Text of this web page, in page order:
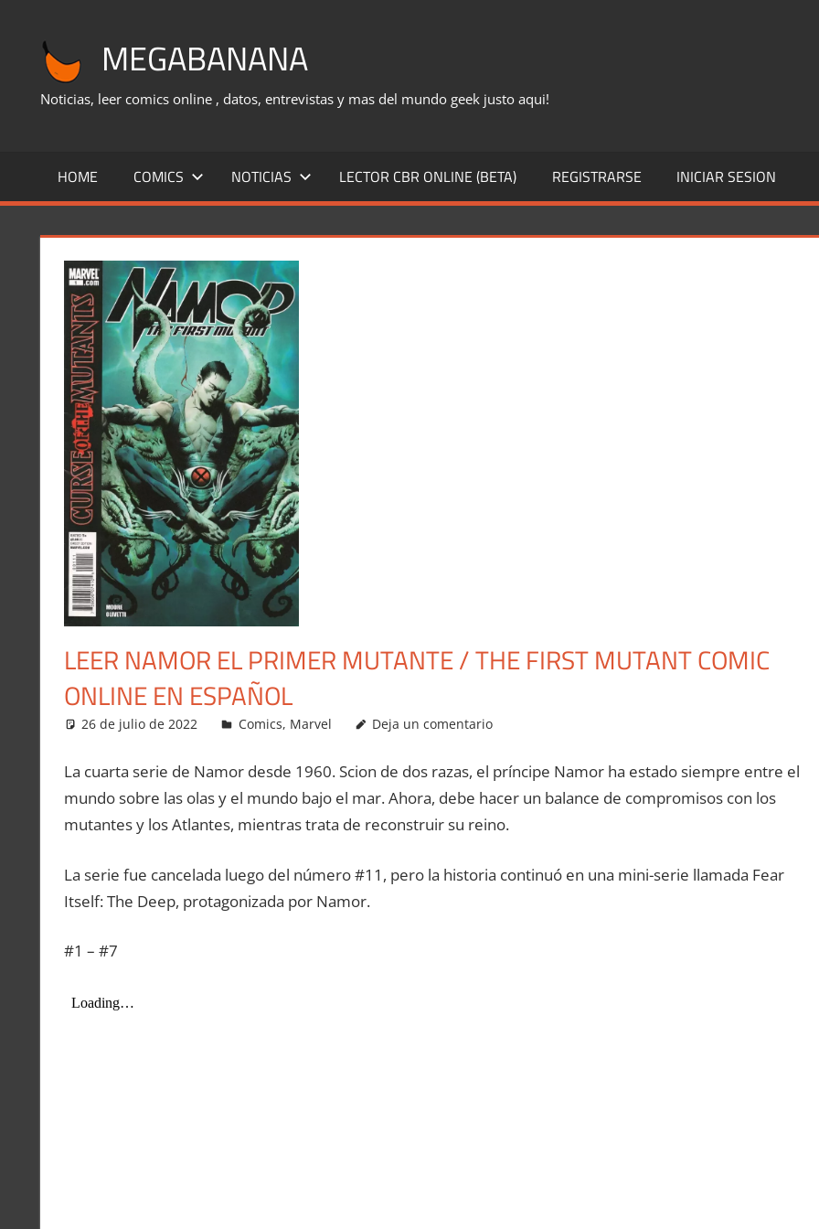
contenido
MEGABANANA
Noticias, leer comics online , datos, entrevistas y mas del mundo geek justo aqui!
HOME COMICS NOTICIAS LECTOR CBR ONLINE (BETA) REGISTRARSE INICIAR SESION
LEER NAMOR EL PRIMER MUTANTE / THE FIRST MUTANT COMIC
ONLINE EN ESPAÑOL
26 de julio de 2022 Carlitox Banana
Comics, Marvel Deja un comentario
La cuarta serie de Namor desde 1960. Scion de dos razas, el príncipe Namor ha estado siempre entre el
mundo sobre las olas y el mundo bajo el mar. Ahora, debe hacer un balance de compromisos con los
mutantes y los Atlantes, mientras trata de reconstruir su reino.
La serie fue cancelada luego del número #11, pero la historia continuó en una mini-serie llamada Fear
Itself: The Deep, protagonizada por Namor.
#1 – #7